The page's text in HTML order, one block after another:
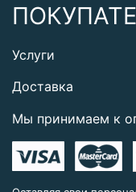
Услуги
Доставка
Мы принимаем к